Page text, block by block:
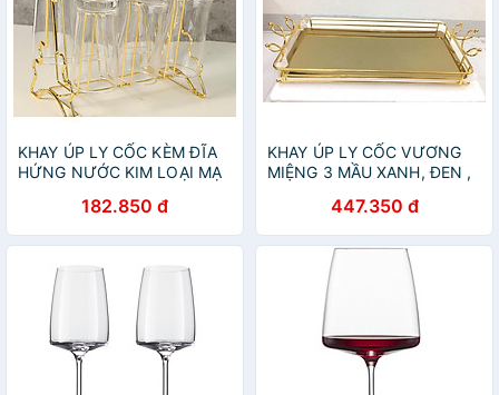
KHAY ÚP LY CỐC KÈM ĐĨA
HỨNG NƯỚC KIM LOẠI MẠ
182.850 đ
KHAY ÚP LY CỐC VƯƠNG
MIỆNG 3 MẦU XANH, ĐEN ,
447.350 đ